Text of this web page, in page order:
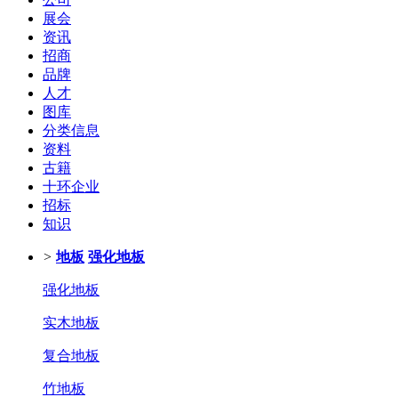
展会
资讯
招商
品牌
人才
图库
分类信息
资料
古籍
十环企业
招标
知识
> 地板 强化地板
强化地板
实木地板
复合地板
竹地板